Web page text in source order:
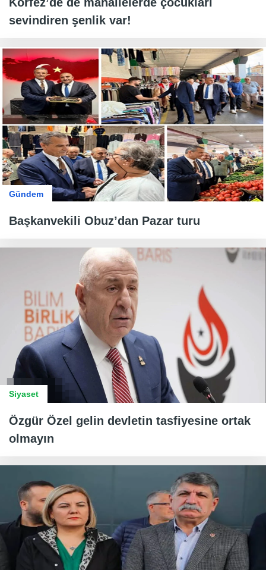
sevindiren şenlik var!
Gündem
Başkanvekili Obuz’dan Pazar turu
Siyaset
Özgür Özel gelin devletin tasfiyesine ortak
olmayın